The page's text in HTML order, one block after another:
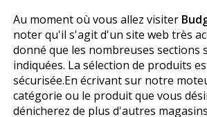
Au moment où vous allez visiter
noter qu'il s'agit d'un site web très
donné que les nombreuses sections
indiquées. La sélection de produits
sécurisée.En écrivant sur notre
catégorie ou le produit que vous
dénicherez de plus d'autres